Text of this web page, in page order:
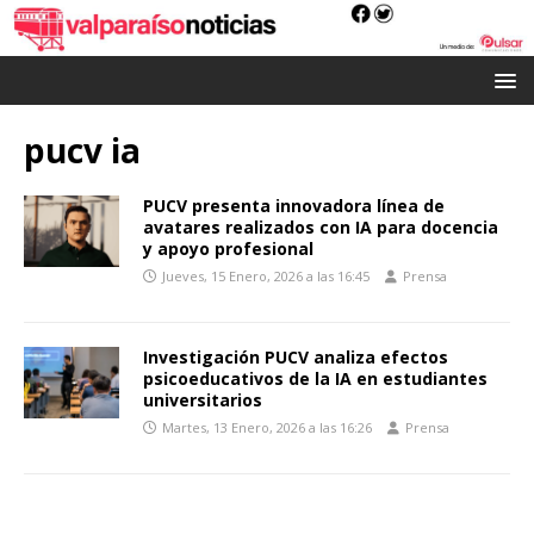
pucv ia
PUCV presenta innovadora línea de
avatares realizados con IA para docencia
y apoyo profesional
Jueves, 15 Enero, 2026 a las 16:45 Prensa
Investigación PUCV analiza efectos
psicoeducativos de la IA en estudiantes
universitarios
Martes, 13 Enero, 2026 a las 16:26 Prensa